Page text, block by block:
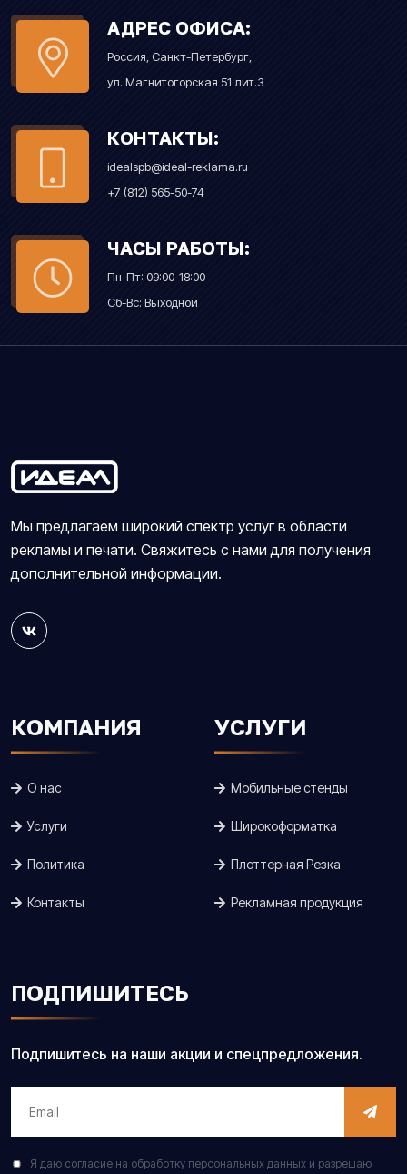
АДРЕС ОФИСА:
Россия, Санкт-Петербург,
ул. Магнитогорская 51 лит.З
КОНТАКТЫ:
idealspb@ideal-reklama.ru
+7 (812) 565-50-74
ЧАСЫ РАБОТЫ:
Пн-Пт: 09:00-18:00
Сб-Вс: Выходной
Мы предлагаем широкий спектр услуг в области
рекламы и печати. Свяжитесь с нами для получения
дополнительной информации.
КОМПАНИЯ
О нас
Услуги
Политика
Контакты
УСЛУГИ
Мобильные стенды
Широкоформатка
Плоттерная Резка
Рекламная продукция
ПОДПИШИТЕСЬ
Подпишитесь на наши акции и спецпредложения.
Я даю согласие на обработку персональных данных и разрешаю